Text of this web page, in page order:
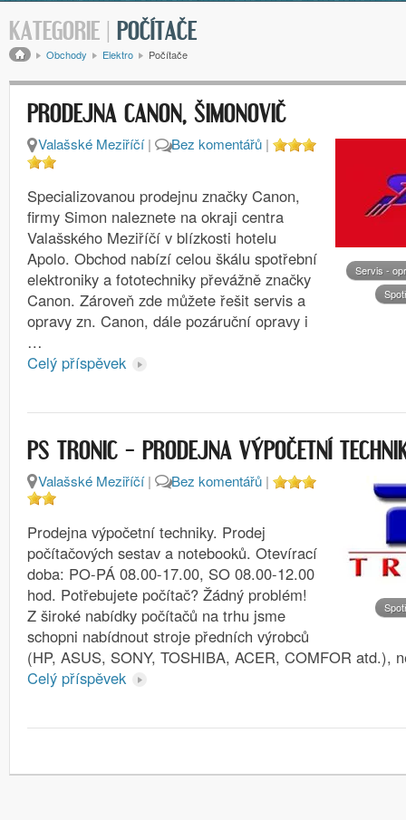
KATEGORIE | POČÍTAČE
Drobečková navigace
Obchody Elektro Počítače
PRODEJNA CANON, ŠIMONOVIČ
Servis -
Valašské Meziříčí| Bez komentářů |
Specializovanou prodejnu značky Canon,
firmy Simon naleznete na okraji centra
Valašského Meziříčí v blízkosti hotelu
Apolo. Obchod nabízí celou škálu spotřební
elektroniky a fototechniky převážně značky
Canon. Zároveň zde můžete řešit servis a
opravy zn. Canon, dále pozáruční opravy i
…
Celý příspěvek
PS TRONIC – PRODEJNA VÝPOČETNÍ
Valašské Meziříčí| Bez komentářů |
Prodejna výpočetní techniky. Prodej
počítačových sestav a notebooků. Otevírací
doba: PO-PÁ 08.00-17.00, SO 08.00-12.00
hod. Potřebujete počítač? Žádný problém!
Z široké nabídky počítačů na trhu jsme
schopni nabídnout stroje předních výrobců
(HP, ASUS, SONY, TOSHIBA, ACER, COMFOR atd.),
Celý příspěvek